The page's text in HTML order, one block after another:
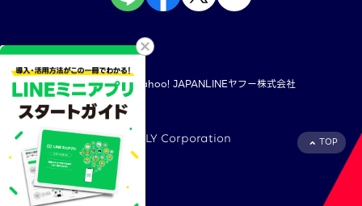
TOP
規約・ポリシー Yahoo! JAPANLINEヤフー株式会社
©︎ LY Corporation